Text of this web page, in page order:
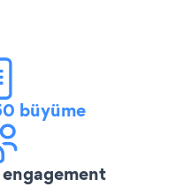
büyüme